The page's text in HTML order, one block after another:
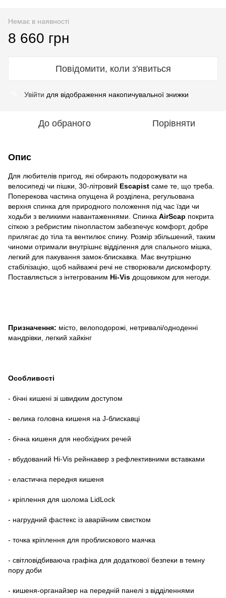
Немає в наявності
8 660 грн
Повідомити, коли з'явиться
Увійти для відображення накопичувальної знижки
До обраного Порівняти
Опис
Для любителів пригод, які обирають подорожувати на
велосипеді чи пішки, 30-літровий Escapist саме те, що треба.
Поперекова частина опущена й розділена, регульована
верхня спинка для природного положення під час їзди чи
ходьби з великими навантаженнями. Спинка AirScap покрита
сіткою з ребристим пінопластом забезпечує комфорт, добре
прилягає до тіла та вентилює спину. Розмір збільшений, таким
чиноми отримали внутрішнє відділення для спального мішка,
легкий для пакування замок-блискавка. Має внутрішню
стабілізацію, щоб найважчі речі не створювали дискомфорту.
Поставляється з інтегрованим Hi-Vis дощовиком для негоди.
Призначення: місто, велоподорожі, нетривалі/одноденні
мандрівки, легкий хайкінг
Особливості
- бічні кишені зі швидким доступом
- велика головна кишеня на J-блискавці
- бічна кишеня для необхідних речей
- вбудований Hi-Vis рейнкавер з рефлективними вставками
- еластична передня кишеня
- кріплення для шолома LidLock
- нагрудний фастекс із аварійним свистком
- точка кріплення для проблискового маячка
- світловідбиваюча графіка для додаткової безпеки в темну
пору доби
- кишеня-органайзер на передній панелі з відділеннями